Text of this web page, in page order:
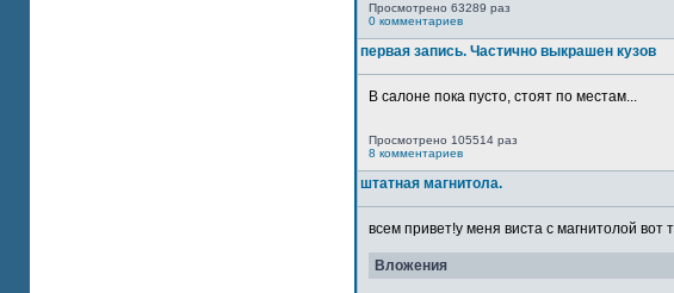
Просмотрено 63289 раз
0 комментариев
первая запись. Частично выкрашен кузов
В салоне пока пусто, стоят по местам...
Просмотрено 105514 раз
8 комментариев
штатная магнитола.
всем привет!у меня виста с магнитолой вот
Вложения